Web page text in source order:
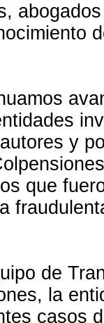
y
que
de
la
casos